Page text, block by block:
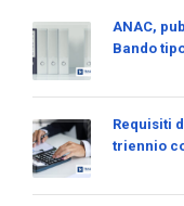
ANAC,
Bando
Requisiti
triennio